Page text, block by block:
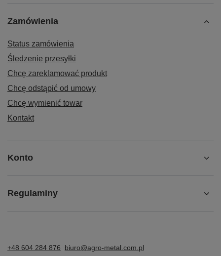
Zamówienia
Status zamówienia
Śledzenie przesyłki
Chcę zareklamować produkt
Chcę odstąpić od umowy
Chcę wymienić towar
Kontakt
Konto
Regulaminy
+48 604 284 876 biuro@agro-metal.com.pl